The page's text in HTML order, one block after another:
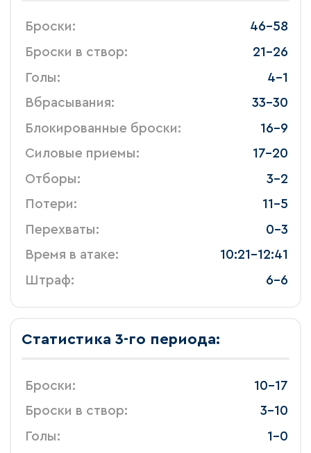
Броски:
46-58
Броски в створ:
21-26
Голы:
4-1
Вбрасывания:
33-30
Блокированные броски:
16-9
Силовые приемы:
17-20
Отборы:
3-2
Потери:
11-5
Перехваты:
0-3
Время в атаке:
10:21-12:41
Штраф:
6-6
Статистика 3-го периода:
Броски:
10-17
Броски в створ:
3-10
Голы:
1-0